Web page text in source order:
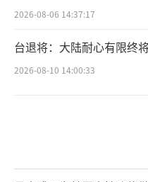
2026-08-06 14:37:17
台退将：大陆耐心有限终
2026-08-10 14:00:33